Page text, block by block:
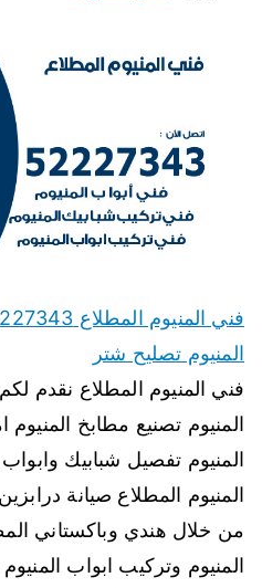
المنيوم تصليح شتر
فني المنيوم المطلاع نقدم
المنيوم تصنيع مطابخ المنيوم
المنيوم تفصيل شبابيك
المنيوم المطلاع صيانة
من خلال هندي وباكستاني
المنيوم وتركيب ابواب